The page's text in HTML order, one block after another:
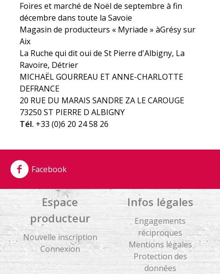
Foires et marché de Noël de septembre à fin
décembre dans toute la Savoie
Magasin de producteurs « Myriade » àGrésy sur
Aix
La Ruche qui dit oui de St Pierre d'Albigny, La
Ravoire, Détrier
MICHAËL GOURREAU ET ANNE-CHARLOTTE
DEFRANCE
20 RUE DU MARAIS SANDRE ZA LE CAROUGE
73250 ST PIERRE D ALBIGNY
Tél. +33 (0)6 20 24 58 26
Facebook
Infos légales
Engagements
réciproques
Mentions légales
Protection des
données
Espace
producteur
Nouvelle inscription
Connexion